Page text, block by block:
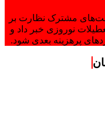
مشترک نظارت بر
نوروزی خبر داد و
پرهزینه بعدی شود.